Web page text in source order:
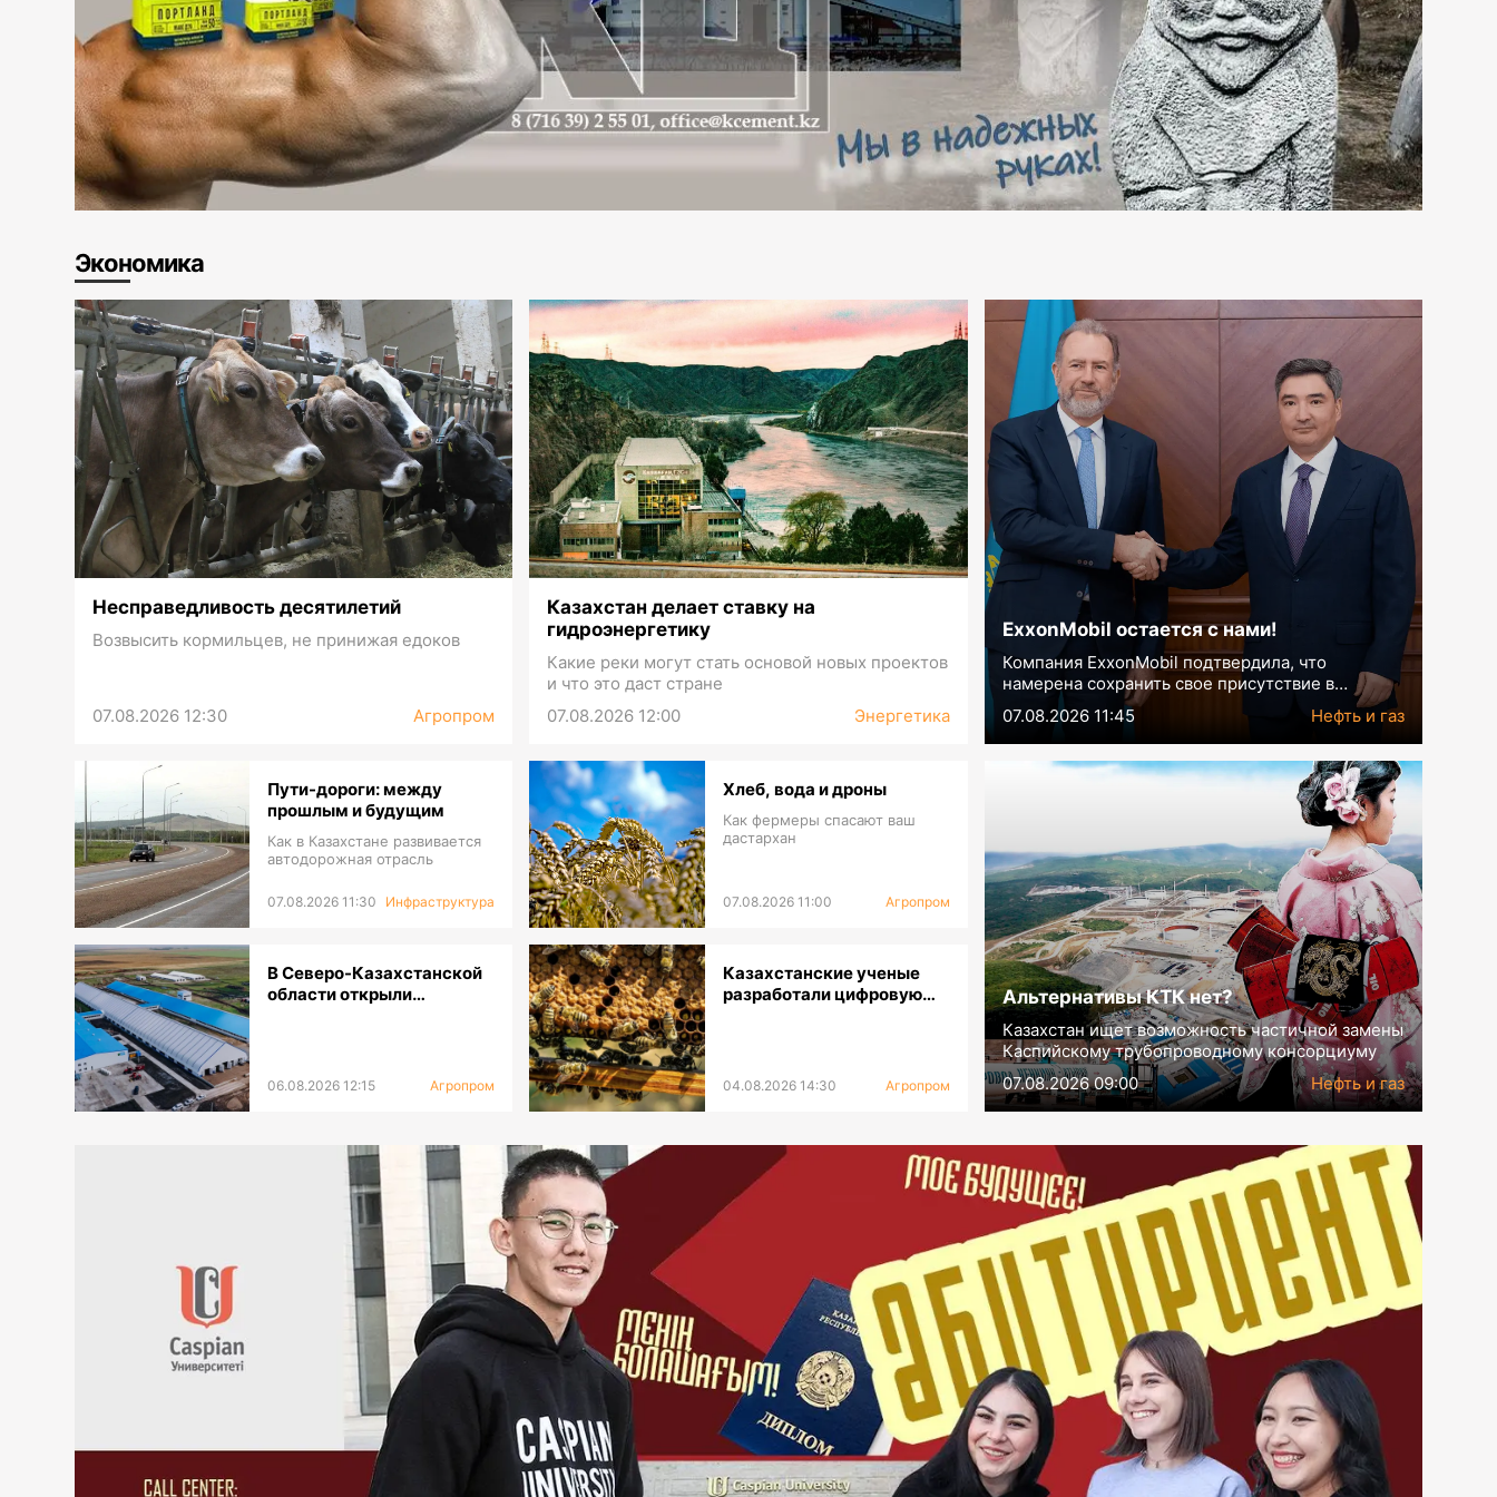
Экономика
Несправедливость десятилетий
Возвысить кормильцев, не принижая едоков
07.08.2026 12:30 Агропром
Казахстан делает ставку на
гидроэнергетику
Какие реки могут стать основой новых проектов
и что это даст стране
07.08.2026 12:00
Энергетика
ExxonMobil остается с нами!
Компания ExxonMobil подтвердила, что
намерена сохранить свое присутствие в
Казахстане
07.08.2026 11:45 Нефть и газ
Пути-дороги: между
прошлым и будущим
Как в Казахстане развивается
автодорожная отрасль
07.08.2026 11:30 Инфраструктура
Хлеб, вода и дроны
Как фермеры спасают ваш
дастархан
07.08.2026 11:00 Агропром
Альтернативы КТК нет?
Казахстан ищет возможность частичной замены
Каспийскому трубопроводному консорциуму
07.08.2026 09:00
Нефть и газ
В Северо-Казахстанской
области открыли
06.08.2026 12:15 Агропром
Казахстанские ученые
разработали цифровую
04.08.2026 14:30 Агропром